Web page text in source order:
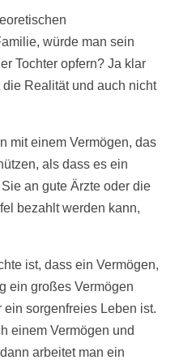
würde man sein
Tochter opfern? Ja klar
Realität und auch nicht
mit einem Vermögen, das
als dass es ein
an gute Ärzte oder die
bezahlt werden kann,
ist, dass ein Vermögen,
ein großes Vermögen
sorgenfreies Leben ist.
einem Vermögen und
arbeitet man ein